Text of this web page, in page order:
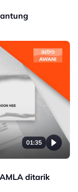
01:35
ditarik